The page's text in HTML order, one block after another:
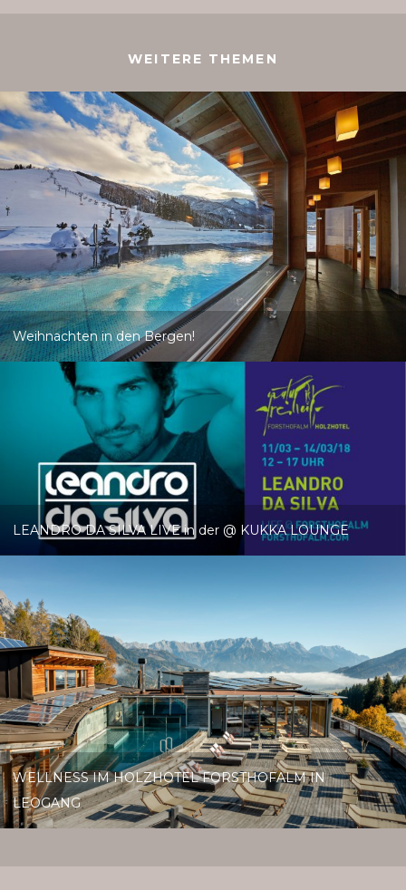
WEITERE THEMEN
Weihnachten in den Bergen!
LEANDRO DA SILVA LIVE in der @ KUKKA LOUNGE
WELLNESS IM HOLZHOTEL FORSTHOFALM IN
LEOGANG